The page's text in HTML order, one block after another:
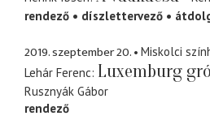
rendező
díszlettervező
2019. szeptember 20.
Miskolci
Lehár Ferenc Luxemburg
Rusznyák Gábor
rendező